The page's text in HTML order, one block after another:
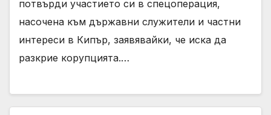
потвърди участието си в спецоперация,
насочена към държавни служители и частни
интереси в Кипър, заявявайки, че иска да
разкрие корупцията.…